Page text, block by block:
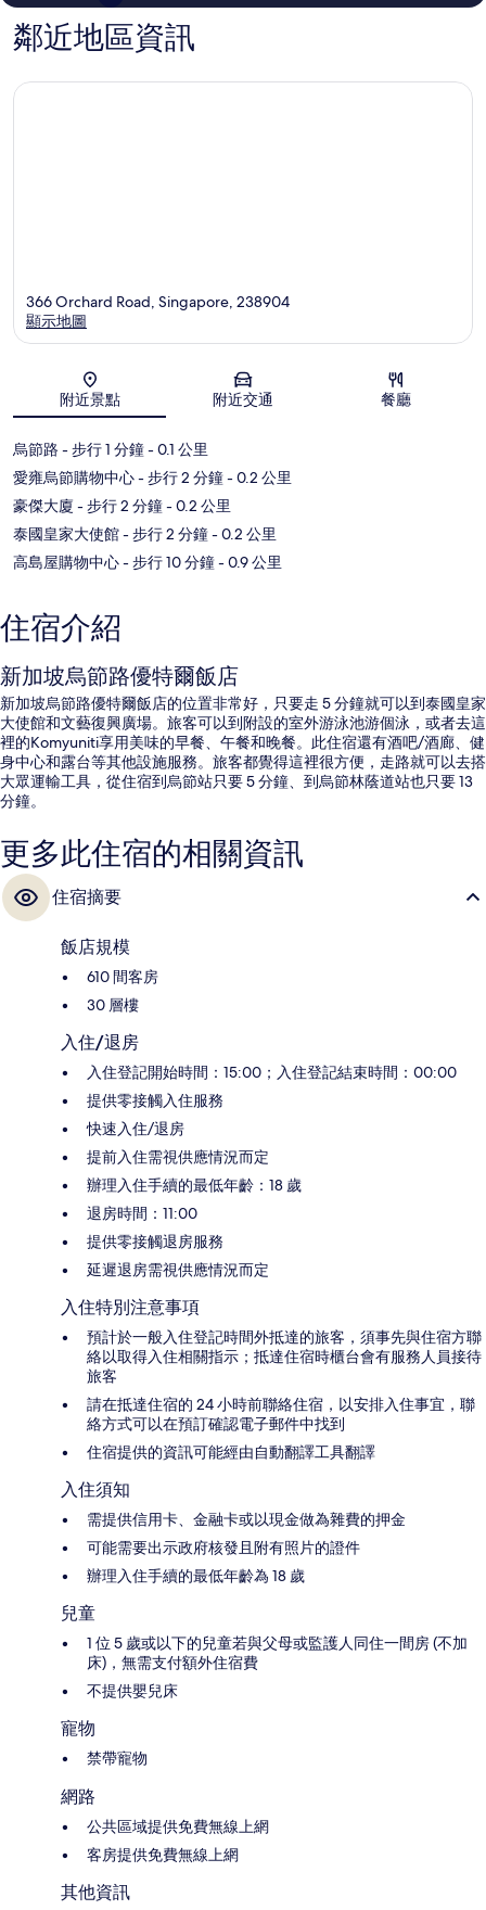
鄰近地區資訊
地圖
366 Orchard Road, Singapore, 238904
顯示地圖
附近景點 附近交通 餐廳
烏節路 - 步行 1 分鐘- 0.1 公里
愛雍烏節購物中心- 步行 2 分鐘- 0.2 公里
豪傑大廈 - 步行 2 分鐘- 0.2 公里
泰國皇家大使館- 步行 2 分鐘- 0.2 公里
高島屋購物中心- 步行 10 分鐘- 0.9 公里
住宿介紹
新加坡烏節路優特爾飯店
新加坡烏節路優特爾飯店的位置非常好，只要走 5 分鐘就可以到泰國皇家
大使館和文藝復興廣場。旅客可以到附設的室外游泳池游個泳，或者去這
裡的Komyuniti享用美味的早餐、午餐和晚餐。此住宿還有酒吧/酒廊、健
身中心和露台等其他設施服務。旅客都覺得這裡很方便，走路就可以去搭
大眾運輸工具，從住宿到烏節站只要 5 分鐘、到烏節林蔭道站也只要 13
分鐘。
更多此住宿的相關資訊
住宿摘要
飯店規模
610 間客房
30 層樓
入住/退房
入住登記開始時間：15:00；入住登記結束時間：00:00
提供零接觸入住服務
快速入住/退房
提前入住需視供應情況而定
辦理入住手續的最低年齡：18 歲
退房時間：11:00
提供零接觸退房服務
延遲退房需視供應情況而定
入住特別注意事項
預計於一般入住登記時間外抵達的旅客，須事先與住宿方聯
絡以取得入住相關指示；抵達住宿時櫃台會有服務人員接待
旅客
請在抵達住宿的 24 小時前聯絡住宿，以安排入住事宜，聯
絡方式可以在預訂確認電子郵件中找到
住宿提供的資訊可能經由自動翻譯工具翻譯
入住須知
需提供信用卡、金融卡或以現金做為雜費的押金
可能需要出示政府核發且附有照片的證件
辦理入住手續的最低年齡為 18 歲
兒童
1 位 5 歲或以下的兒童若與父母或監護人同住一間房 (不加
床)，無需支付額外住宿費
不提供嬰兒床
寵物
禁帶寵物
網路
公共區域提供免費無線上網
客房提供免費無線上網
其他資訊